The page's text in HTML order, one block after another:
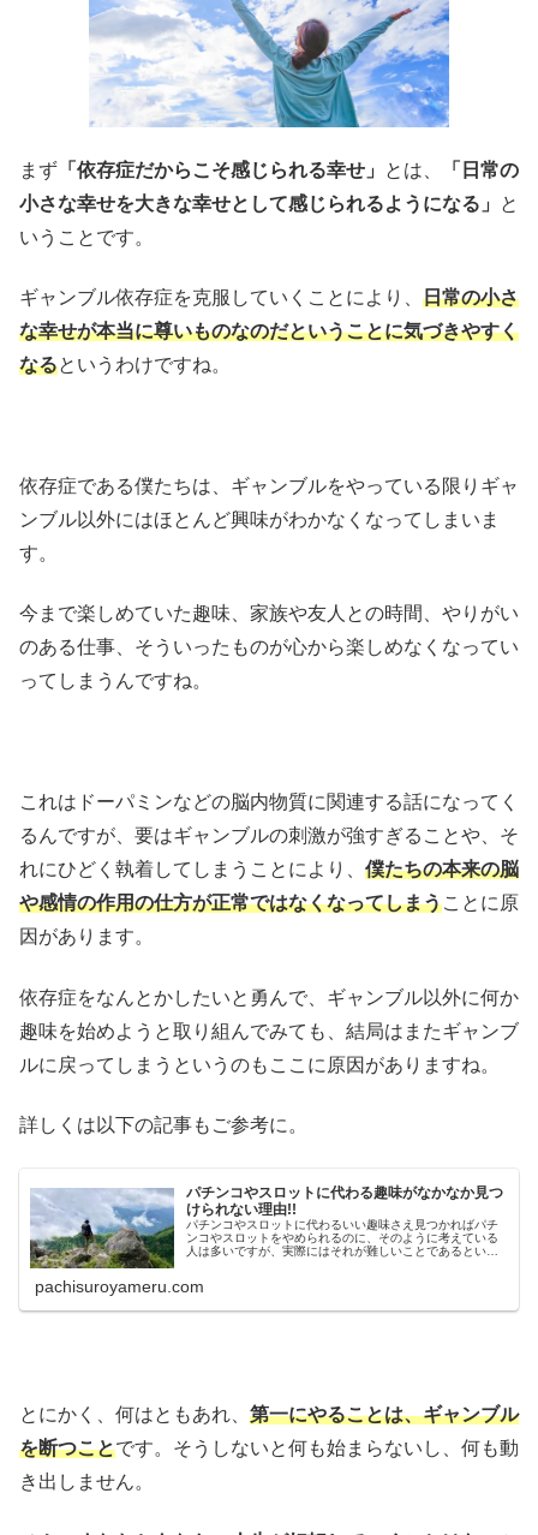
まず 「依存症だからこそ感じられる幸せ」 とは、
「日常の
小さな幸せを大きな幸せとして感じられるようになる」
と
いうことです。
ギャンブル依存症を克服していくことにより、 日常の小さ
な幸せが本当に尊いものなのだということに気づきやすく
なるというわけですね。
依存症である僕たちは、ギャンブルをやっている限りギャ
ンブル以外にはほとんど興味がわかなくなってしまいま
す。
今まで楽しめていた趣味、家族や友人との時間、やりがい
のある仕事、そういったものが心から楽しめなくなってい
ってしまうんですね。
これはドーパミンなどの脳内物質に関連する話になってく
るんですが、要はギャンブルの刺激が強すぎることや、そ
れにひどく執着してしまうことにより、 僕たちの本来の脳
や感情の作用の仕方が正常ではなくなってしまうことに原
因があります。
依存症をなんとかしたいと勇んで、ギャンブル以外に何か
趣味を始めようと取り組んでみても、結局はまたギャンブ
ルに戻ってしまうというのもここに原因がありますね。
詳しくは以下の記事もご参考に。
パチンコやスロットに代わる趣味がなかなか見つ
けられない理由!!
パチンコやスロットに代わるいい趣味さえ見つかればパチ
ンコやスロットをやめられるのに、そのように考えている
人は多いですが、実際にはそれが難しいことであるという
pachisuroyameru.com
とにかく、何はともあれ、 第一にやることは、ギャンブル
を断つことです。そうしないと何も始まらないし、何も動
き出しません。